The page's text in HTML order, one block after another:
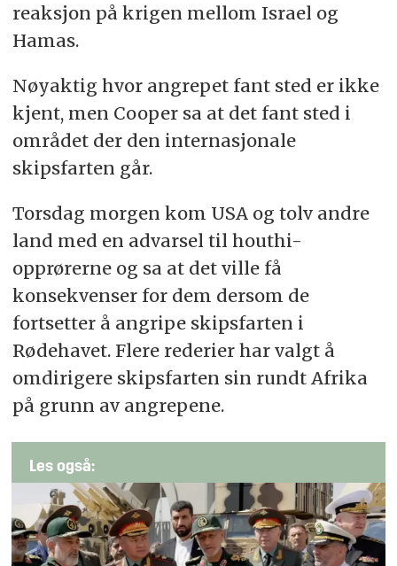
reaksjon på krigen mellom Israel og
Hamas.
Nøyaktig hvor angrepet fant sted er ikke
kjent, men Cooper sa at det fant sted i
området der den internasjonale
skipsfarten går.
Torsdag morgen kom USA og tolv andre
land med en advarsel til houthi-
opprørerne og sa at det ville få
konsekvenser for dem dersom de
fortsetter å angripe skipsfarten i
Rødehavet. Flere rederier har valgt å
omdirigere skipsfarten sin rundt Afrika
på grunn av angrepene.
Les også: